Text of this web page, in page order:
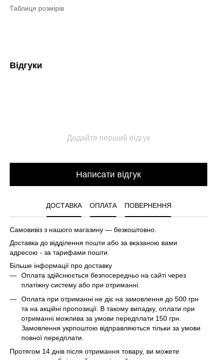
Таблиця розмірів
Відгуки
Додайте перший відгук
Написати відгук
ДОСТАВКА ОПЛАТА ПОВЕРНЕННЯ
Самовивіз з нашого магазину — безкоштовно.
Доставка до відділення пошти або за вказаною вами
адресою - за тарифами пошти.
Більше інформації про доставку
Оплата здійснюється безпосередньо на сайті через
платіжну систему або при отриманні.
Оплата при отриманні не діє на замовлення до 500 грн
та на акційні пропозиції. В такому випадку, оплати при
отриманні можлива за умови передплати 150 грн.
Замовлення укрпоштою відправляються тільки за умови
повної передплати.
Протягом 14 днів після отримання товару, ви можете